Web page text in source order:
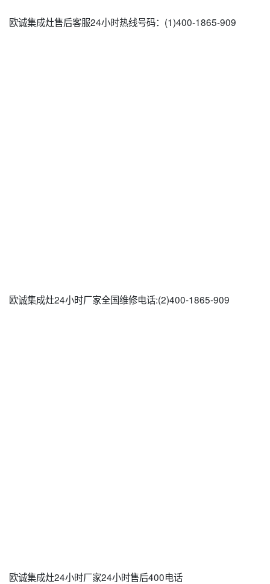
欧诚集成灶售后客服24小时热线号码：(1)400-1865-909
欧诚集成灶24小时厂家全国维修电话:(2)400-1865-909
欧诚集成灶24小时厂家24小时售后400电话